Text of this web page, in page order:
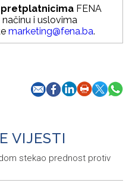
pretplatnicima FENA
i uslovima
marketing@fena.ba.
VIJESTI
stekao prednost protiv